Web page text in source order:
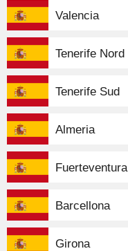
Valencia
Tenerife Nord
Tenerife Sud
Almeria
Fuerteventura
Barcellona
Girona